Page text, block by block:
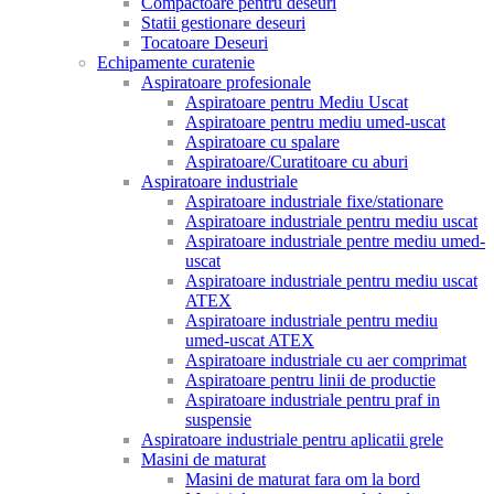
Statii gestionare deseuri
Tocatoare Deseuri
Echipamente curatenie
Aspiratoare profesionale
Aspiratoare pentru Mediu Uscat
Aspiratoare pentru mediu umed-uscat
Aspiratoare cu spalare
Aspiratoare/Curatitoare cu aburi
Aspiratoare industriale
Aspiratoare industriale fixe/stationare
Aspiratoare industriale pentru mediu uscat
Aspiratoare industriale pentre mediu umed-
uscat
Aspiratoare industriale pentru mediu uscat
ATEX
Aspiratoare industriale pentru mediu
umed-uscat ATEX
Aspiratoare industriale cu aer comprimat
Aspiratoare pentru linii de productie
Aspiratoare industriale pentru praf in
suspensie
Aspiratoare industriale pentru aplicatii grele
Masini de maturat
Masini de maturat fara om la bord